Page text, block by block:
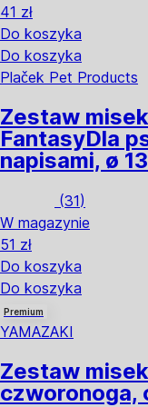
41 zł
Do koszyka
Do koszyka
Plaček Pet Products
Zestaw
FantasyDla
napisami, ø
(31)
W magazynie
51 zł
Do koszyka
Do koszyka
Premium
YAMAZAKI
Zestaw
czworonoga,